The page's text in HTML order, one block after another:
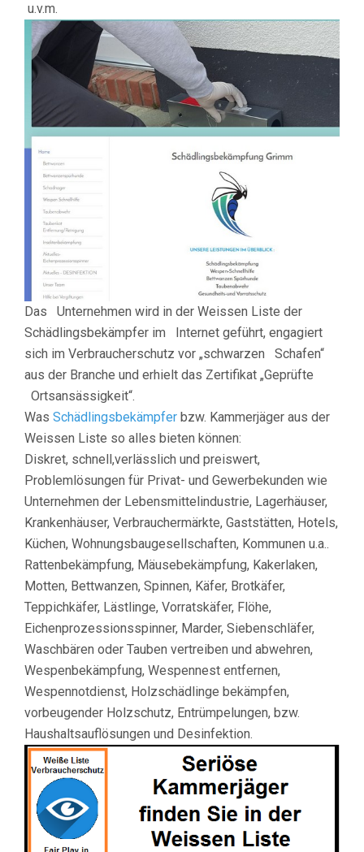
u.v.m.
Das Unternehmen wird in der Weissen Liste der
Schädlingsbekämpfer im Internet geführt, engagiert
sich im Verbraucherschutz vor „schwarzen Schafen“
aus der Branche und erhielt das Zertifikat „Geprüfte
Ortsansässigkeit“.
Was Schädlingsbekämpfer bzw. Kammerjäger aus der
Weissen Liste so alles bieten können:
Diskret, schnell,verlässlich und preiswert,
Problemlösungen für Privat- und Gewerbekunden wie
Unternehmen der Lebensmittelindustrie, Lagerhäuser,
Krankenhäuser, Verbrauchermärkte, Gaststätten, Hotels,
Küchen, Wohnungsbaugesellschaften, Kommunen u.a..
Rattenbekämpfung, Mäusebekämpfung, Kakerlaken,
Motten, Bettwanzen, Spinnen, Käfer, Brotkäfer,
Teppichkäfer, Lästlinge, Vorratskäfer, Flöhe,
Eichenprozessionsspinner, Marder, Siebenschläfer,
Waschbären oder Tauben vertreiben und abwehren,
Wespenbekämpfung, Wespennest entfernen,
Wespennotdienst, Holzschädlinge bekämpfen,
vorbeugender Holzschutz, Entrümpelungen, bzw.
Haushaltsauflösungen und Desinfektion.